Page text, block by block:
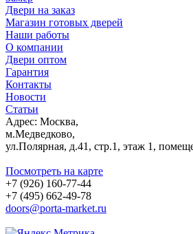
Двери на заказ
Магазин готовых дверей
Наши работы
О компании
Двери оптом
Гарантия
Контакты
Новости
Статьи
Адрес: Москва,
м.Медведково,
ул.Полярная, д.41, стр.1, этаж 1,
Посмотреть на карте
+7 (926) 160-77-44
+7 (495) 662-49-78
doors@porta-market.ru